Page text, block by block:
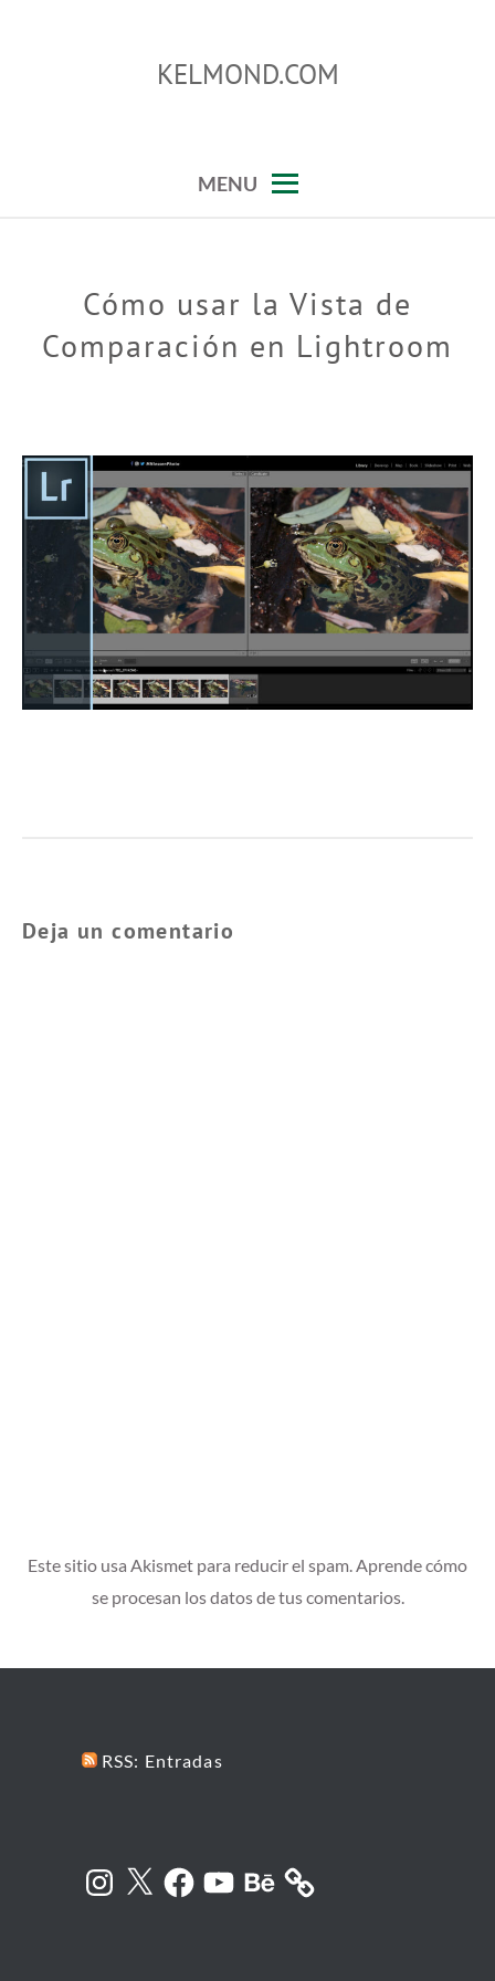
KELMOND.COM
MENU
Cómo usar la Vista de
Comparación en Lightroom
Deja un comentario
Este sitio usa Akismet para reducir el spam.Aprende cómo
se procesan los datos de tus comentarios.
RSS: Entradas
Instagram
X Facebook
YouTubeBehance